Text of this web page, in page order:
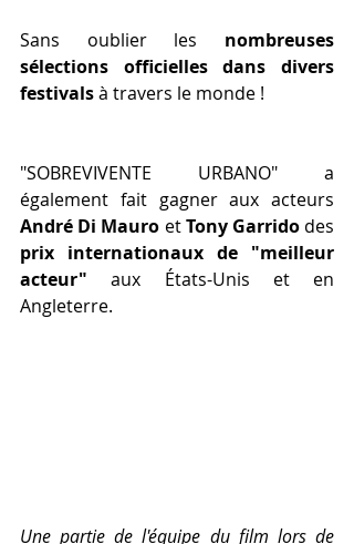
Sans oublier les nombreuses
sélections officielles dans divers
festivals à travers le monde !
"SOBREVIVENTE URBANO" a
André Di Mauro et Tony Garrido
prix internationaux de "meilleur
acteur" aux États-Unis et en
Angleterre.
Une partie de l'équipe du film lors de